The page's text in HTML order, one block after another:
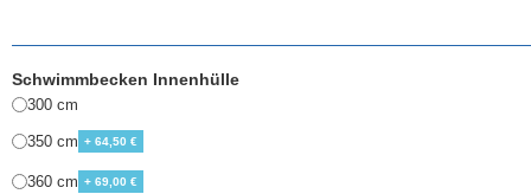
Schwimmbecken Innenhülle
300 cm
350 cm + 64,50 €
360 cm + 69,00 €